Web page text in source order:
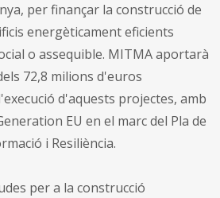
per finançar la construcció de
energèticament eficients
o assequible. MITMA aportarà
72,8 milions d'euros
d'aquests projectes, amb
EU en el marc del Pla de
i Resiliència.
per a la construcció